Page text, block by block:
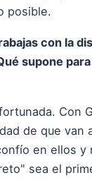
posible.
con la
supone
Con
de que van
en ellos y
sea el